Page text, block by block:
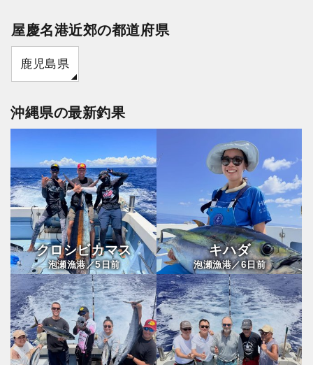
屋慶名港近郊の都道府県
鹿児島県
沖縄県の最新釣果
クロシビカマス
泡瀬漁港／5日前
キハダ
泡瀬漁港／6 日前